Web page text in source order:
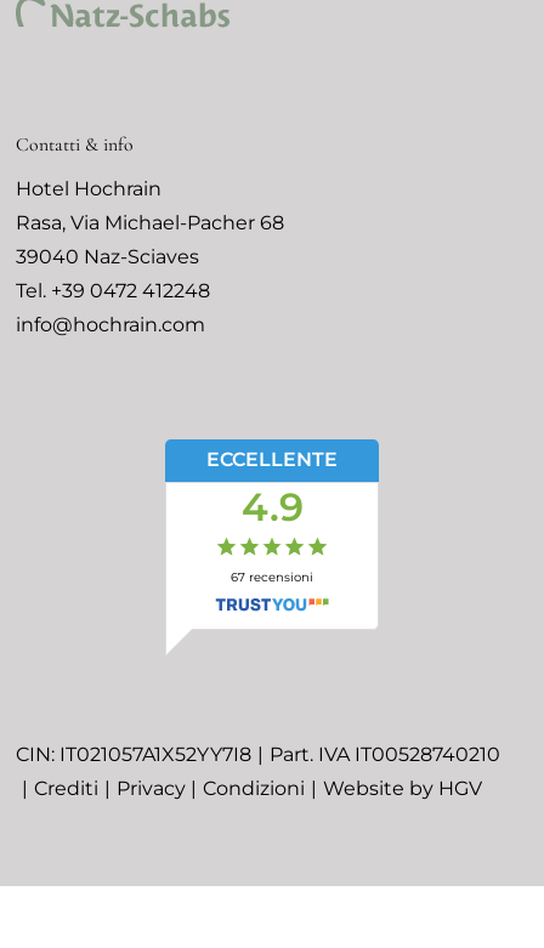
Contatti & info
Hotel Hochrain
Rasa, Via Michael-Pacher 68
39040 Naz-Sciaves
Tel. +39 0472 412248
info@hochrain.com
ECCELLENTE
4.9
67 recensioni
CIN: IT021057A1X52YY7I8 Part. IVA IT00528740210
Crediti
Privacy Condizioni Website by HGV